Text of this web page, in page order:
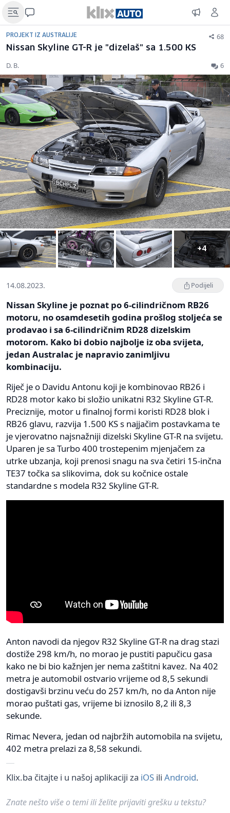
PROJEKT IZ AUSTRALIJE 68
Nissan Skyline GT-R je "dizelaš" sa 1.500 KS
D. B. 6
+4
14.08.2023. Podijeli
Nissan Skyline je poznat po 6-cilindričnom RB26
motoru, no osamdesetih godina prošlog stoljeća se
prodavao i sa 6-cilindričnim RD28 dizelskim
motorom. Kako bi dobio najbolje iz oba svijeta,
jedan Australac je napravio zanimljivu
kombinaciju.
Riječ je o Davidu Antonu koji je kombinovao RB26 i
RD28 motor kako bi složio unikatni R32 Skyline GT-R.
Preciznije, motor u finalnoj formi koristi RD28 blok i
RB26 glavu, razvija 1.500 KS s najjačim postavkama te
je vjerovatno najsnažniji dizelski Skyline GT-R na svijetu.
Uparen je sa Turbo 400 trostepenim mjenjačem za
utrke ubzanja, koji prenosi snagu na sva četiri 15-inčna
TE37 točka sa slikovima, dok su kočnice ostale
standardne s modela R32 Skyline GT-R.
Anton navodi da njegov R32 Skyline GT-R na drag stazi
dostiže 298 km/h, no morao je pustiti papučicu gasa
kako ne bi bio kažnjen jer nema zaštitni kavez. Na 402
metra je automobil ostvario vrijeme od 8,5 sekundi
dostigavši brzinu veću do 257 km/h, no da Anton nije
morao puštati gas, vrijeme bi iznosilo 8,2 ili 8,3
sekunde.
Rimac Nevera, jedan od najbržih automobila na svijetu,
402 metra prelazi za 8,58 sekundi.
Klix.ba čitajte i u našoj aplikaciji za iOS ili Android.
Znate nešto više o temi ili želite prijaviti grešku u tekstu?